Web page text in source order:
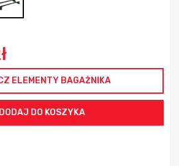
ELEMENTY BAGAŻNIKA